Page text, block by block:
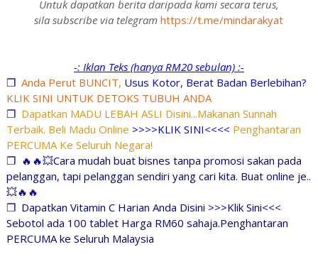
Untuk dapatkan berita daripada kami secara terus,
sila subscribe via telegram https://t.me/mindarakyat
-: Iklan Teks (hanya RM20 sebulan) :-
❐ Anda Perut BUNCIT, Usus Kotor, Berat Badan Berlebihan?
KLIK SINI UNTUK DETOKS TUBUH ANDA
❐ Dapatkan MADU LEBAH ASLI Disini...Makanan Sunnah
Terbaik. Beli Madu Online >>>>KLIK SINI<<<< Penghantaran
PERCUMA Ke Seluruh Negara!
❐ 🔥🔥💥Cara mudah buat bisnes tanpa promosi sakan pada
pelanggan, tapi pelanggan sendiri yang cari kita. Buat online je..
💥🔥🔥
❐ Dapatkan Vitamin C Harian Anda Disini >>>Klik Sini<<<
Sebotol ada 100 tablet Harga RM60 sahaja.Penghantaran
PERCUMA ke Seluruh Malaysia